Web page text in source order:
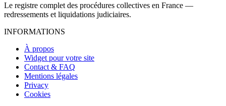
Le registre complet des procédures collectives en France —
redressements et liquidations judiciaires.
INFORMATIONS
À propos
Widget pour votre site
Contact & FAQ
Mentions légales
Privacy
Cookies